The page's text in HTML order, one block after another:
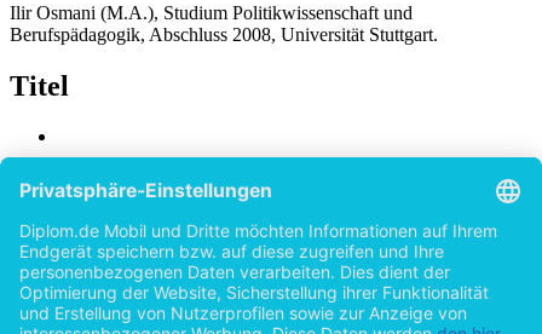
Ilir Osmani (M.A.), Studium Politikwissenschaft und
Berufspädagogik, Abschluss 2008, Universität Stuttgart.
Titel
Die Bekämpfung des internationalen
Terrorismus
Eine Analyse des Sicherheitsverhaltens Deutschlands aus der
Sicht des Liberalismus und des Konstruktivismus
vonIlir Osmani (Autor:in)
©2008 Magisterarbeit 146 Seiten